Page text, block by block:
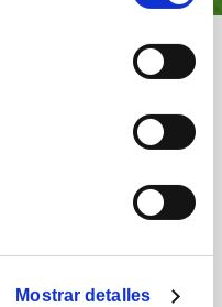
Mostrar detalles
1.732